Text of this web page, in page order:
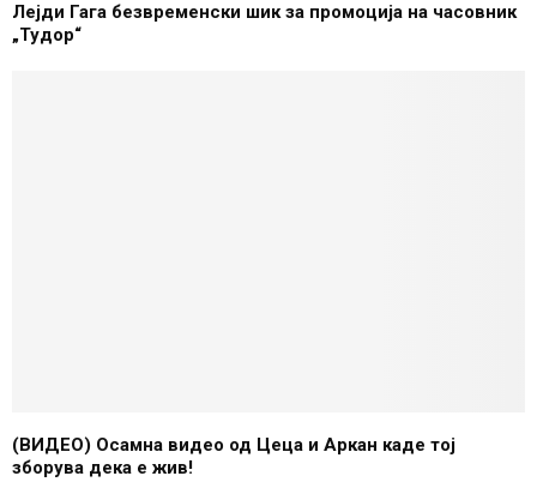
Лејди Гага безвременски шик за промоција на часовник
„Тудор“
(ВИДЕО) Осамна видео од Цеца и Аркан каде тој
зборува дека е жив!